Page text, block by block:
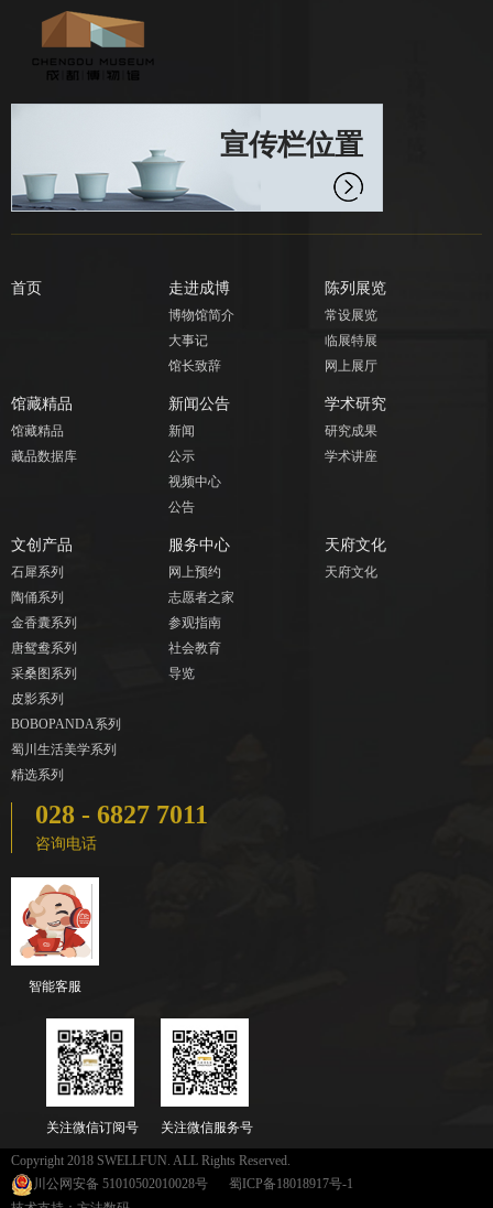
宣传栏位置
首页 走进成博
博物馆简介
大事记
馆长致辞
陈列展览
常设展览
临展特展
网上展厅
馆藏精品
馆藏精品
藏品数据库
新闻公告
新闻
公示
视频中心
公告
学术研究
研究成果
学术讲座
文创产品
石犀系列
陶俑系列
金香囊系列
唐鸳鸯系列
采桑图系列
皮影系列
BOBOPANDA系列
蜀川生活美学系列
精选系列
服务中心
网上预约
志愿者之家
参观指南
社会教育
导览
天府文化
天府文化
028 - 6827 7011
咨询电话
智能客服
关注微信服务号
关注微信订阅号
Copyright 2018 SWELLFUN. ALL Rights Reserved.
川公网安备 51010502010028号
蜀ICP备18018917号-1